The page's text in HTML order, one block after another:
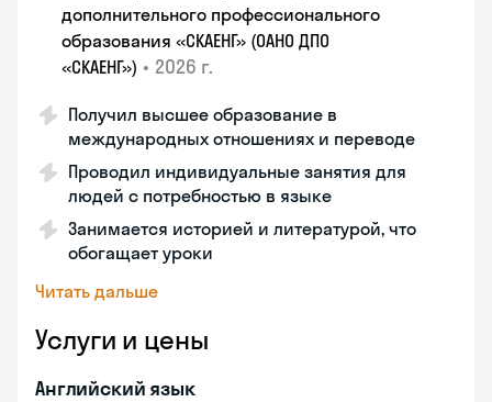
дополнительного профессионального
образования «СКАЕНГ» (ОАНО ДПО
«СКАЕНГ») • 2026 г.
Получил высшее образование в
международных отношениях и переводе
Проводил индивидуальные занятия для
людей с потребностью в языке
Занимается историей и литературой, что
обогащает уроки
Читать дальше
Услуги и цены
Английский язык